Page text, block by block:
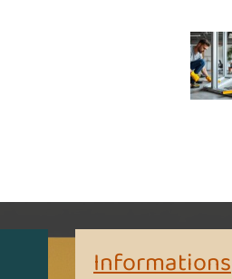
Informations